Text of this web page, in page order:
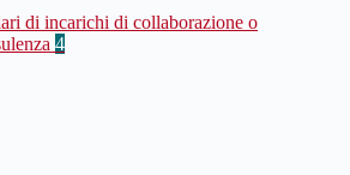
di incarichi di collaborazione o
4